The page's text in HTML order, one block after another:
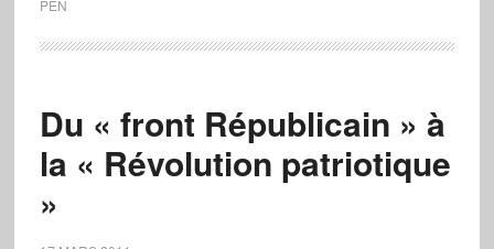
PEN
Du « front Républicain » à
la « Révolution patriotique
»